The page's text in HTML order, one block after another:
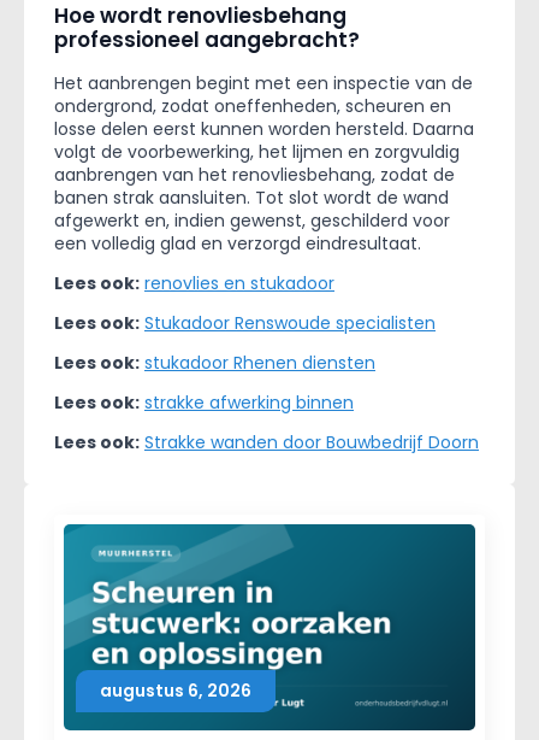
Hoe wordt renovliesbehang
professioneel aangebracht?
Het aanbrengen begint met een inspectie van de
ondergrond, zodat oneffenheden, scheuren en
losse delen eerst kunnen worden hersteld. Daarna
volgt de voorbewerking, het lijmen en zorgvuldig
aanbrengen van het renovliesbehang, zodat de
banen strak aansluiten. Tot slot wordt de wand
afgewerkt en, indien gewenst, geschilderd voor
een volledig glad en verzorgd eindresultaat.
Lees ook: renovlies en stukadoor
Lees ook: Stukadoor Renswoude specialisten
Lees ook: stukadoor Rhenen diensten
Lees ook: strakke afwerking binnen
Lees ook: Strakke wanden door Bouwbedrijf Doorn
augustus 6, 2026